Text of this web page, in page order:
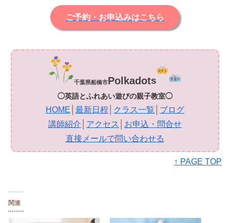
ご予約・お申込みはこちら
千葉県船橋市Polkadots
◯英語とふれあい遊びの親子教室◯
HOME 最新日程 クラス一覧
ブログ
講師紹介
アクセス
お申込・問合せ
直接メールで問い合わせる
↑ PAGE TOP
関連